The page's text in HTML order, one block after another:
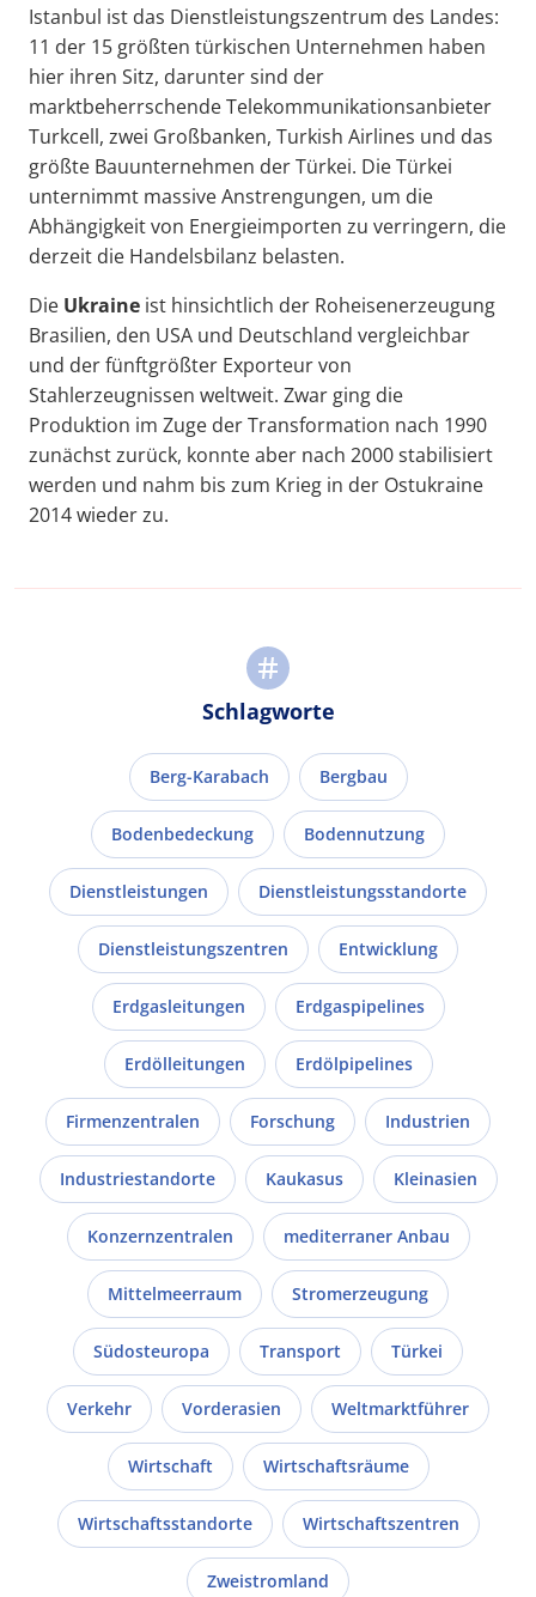
Istanbul ist das Dienstleistungszentrum des Landes:
11 der 15 größten türkischen Unternehmen haben
hier ihren Sitz, darunter sind der
marktbeherrschende Telekommunikationsanbieter
Turkcell, zwei Großbanken, Turkish Airlines und das
größte Bauunternehmen der Türkei. Die Türkei
unternimmt massive Anstrengungen, um die
Abhängigkeit von Energieimporten zu verringern, die
derzeit die Handelsbilanz belasten.
Die Ukraine ist hinsichtlich der Roheisenerzeugung
Brasilien, den USA und Deutschland vergleichbar
und der fünftgrößter Exporteur von
Stahlerzeugnissen weltweit. Zwar ging die
Produktion im Zuge der Transformation nach 1990
zunächst zurück, konnte aber nach 2000 stabilisiert
werden und nahm bis zum Krieg in der Ostukraine
2014 wieder zu.
Schlagworte
Berg-Karabach Bergbau
Bodenbedeckung Bodennutzung
Dienstleistungen Dienstleistungsstandorte
Dienstleistungszentren Entwicklung
Erdgasleitungen Erdgaspipelines
Erdölleitungen Erdölpipelines
Firmenzentralen Forschung Industrien
Industriestandorte Kaukasus Kleinasien
Konzernzentralen mediterraner Anbau
Mittelmeerraum Stromerzeugung
Südosteuropa Transport Türkei
Verkehr Vorderasien Weltmarktführer
Wirtschaft Wirtschaftsräume
Wirtschaftsstandorte Wirtschaftszentren
Zweistromland